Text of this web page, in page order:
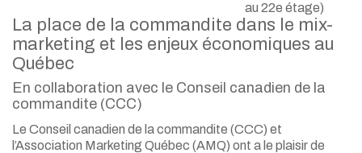
au 22e étage)
La place de la commandite dans le mix-
marketing et les enjeux économiques au
Québec
En collaboration avec le Conseil canadien de la
commandite (CCC)
Le Conseil canadien de la commandite (CCC) et
l’Association Marketing Québec (AMQ) ont a le plaisir de